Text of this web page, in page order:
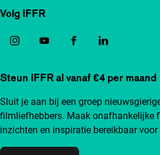
Volg IFFR
Steun IFFR al vanaf €4 per maand
Sluit je aan bij een groep
filmliefhebbers. Maak onafhankelijke
inzichten en inspiratie bereikbaar voor